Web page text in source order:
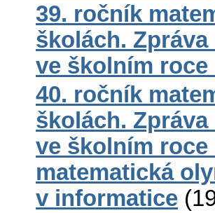
39. ročník
školách.
ve školním roce
40. ročník
školách.
ve školním roce
matematická
v informatice (